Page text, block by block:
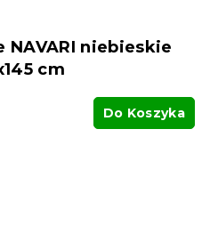
NAVARI niebieskie
cm
Do Koszyka